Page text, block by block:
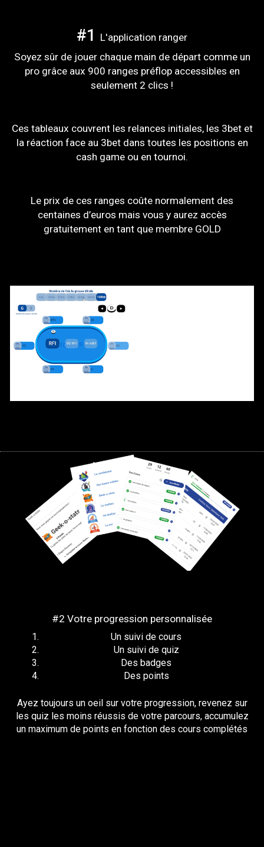
#1
L'application ranger
Soyez sûr de jouer chaque main de départ comme un
pro grâce aux 900 ranges préflop accessibles en
seulement 2 clics !
Ces tableaux couvrent les relances initiales, les 3bet et
la réaction face au 3bet dans toutes les positions en
cash game ou en tournoi.
Le prix de ces ranges coûte normalement des
centaines d’euros mais vous y aurez accès
gratuitement en tant que membre GOLD
#2 Votre progression personnalisée
Un suivi de cours
Un suivi de quiz
Des badges
Des points
Ayez toujours un oeil sur votre progression, revenez sur
les quiz les moins réussis de votre parcours, accumulez
un maximum de points en fonction des cours complétés